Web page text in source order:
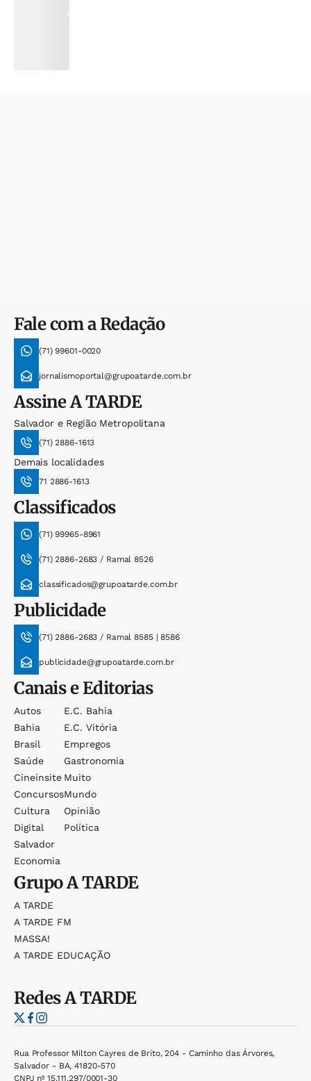
Fale com a Redação
(71) 99601-0020
jornalismoportal@grupoatarde.com.br
AssineA TARDE
Salvador e Região Metropolitana
(71) 2886-1613
Demais localidades
71 2886-1613
Classificados
(71) 99965-8961
(71) 2886-2683 / Ramal 8526
classificados@grupoatarde.com.br
Publicidade
(71) 2886-2683 / Ramal 8585 | 8586
publicidade@grupoatarde.com.br
Canais e Editorias
Autos
Bahia
Brasil
Saúde
Cineinsite
Concursos
Cultura
Digital
Salvador
Economia
E.c. Bahia
E.c. Vitória
Empregos
Gastronomia
Muito
Mundo
Opinião
Política
GrupoA TARDE
A TARDE
A TARDE FM
MASSA!
A TARDE EDUCAÇÃO
RedesA TARDE
Rua Professor Milton Cayres de Brito, 204 - Caminho das Árvores,
Salvador - BA, 41820-570
CNPJ nº 15.111.297/0001-30